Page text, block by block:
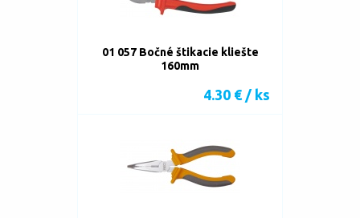
01 057 Bočné štikacie kliešte
160mm
4.30 € / ks